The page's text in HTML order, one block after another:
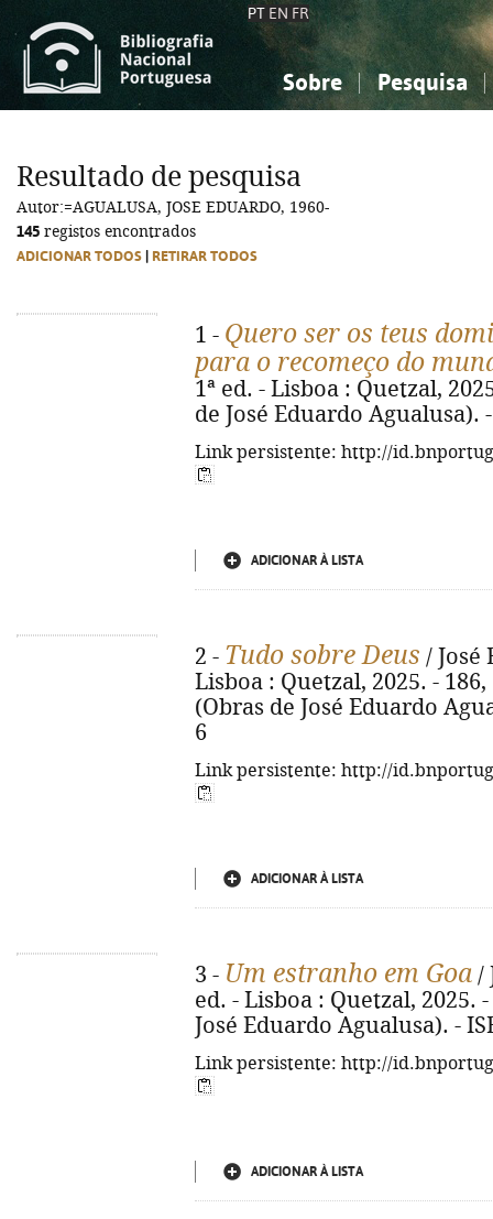
PT EN FR
Sobre Pesquisa
Ciências sociais...
Ciências sociais...
Resultado de pesquisa
Autor:=AGUALUSA, JOSE EDUARDO, 1960-
145 registos encontrados
ADICIONAR TODOS RETIRAR TODOS
1 - Quero ser os teus
para o recomeço do
1ª ed. - Lisboa : Quetzal,
de José Eduardo Agualusa).
Link persistente: http://
ADICIONAR À LISTA
2 - Tudo sobre Deus / José
Lisboa : Quetzal, 2025. -
(Obras de José Eduardo
6
Link persistente: http://
ADICIONAR À LISTA
3 - Um estranho em Goa /
ed. - Lisboa : Quetzal, 2025.
José Eduardo Agualusa). -
Link persistente: http://
ADICIONAR À LISTA